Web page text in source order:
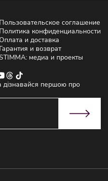
Пользовательское соглашение
Политика конфиденциальности
Оплата и доставка
Гарантия и возврат
медиа и проекты
дізнавайся першою про